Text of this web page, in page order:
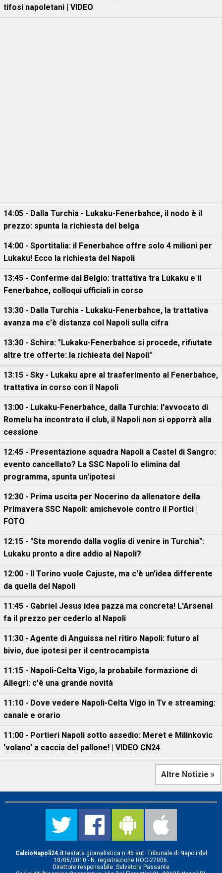
tifosi napoletani | VIDEO
14:05 - Dalla Turchia - Lukaku-Fenerbahce, il nodo è il
prezzo: spunta la richiesta del belga
14:00 - Sportitalia: il Fenerbahce offre solo 4 milioni per
Lukaku! Ecco la richiesta del Napoli
13:45 - Conferme dal Belgio: trattativa tra Lukaku e il
Fenerbahce, colloqui ufficiali in corso
13:30 - Dalla Turchia - Lukaku-Fenerbahce, la trattativa
avanza ma c'è distanza col Napoli sulla cifra
13:30 - Schira: "Lukaku-Fenerbahce si procede, rifiutate
altre tre offerte: la richiesta del Napoli"
13:15 - Sky - Lukaku apre al trasferimento al Fenerbahce,
trattativa in corso con il Napoli
13:00 - Lukaku-Fenerbahce, dalla Turchia: l'avvocato di
Romelu ha incontrato il club, il Napoli non si opporrà alla
cessione
12:45 - Presentazione squadra Napoli a Castel di Sangro:
evento cancellato? La SSC Napoli lo elimina dal
programma, spunta un'ipotesi
12:30 - Prima uscita per Nocerino da allenatore della
Primavera SSC Napoli: amichevole contro il Portici |
FOTO
12:15 - "Sta morendo dalla voglia di venire in Turchia":
Lukaku pronto a dire addio al Napoli?
12:00 - Il Torino vuole Cajuste, ma c'è un'idea differente
da quella del Napoli
11:45 - Gabriel Jesus idea pazza ma concreta! L'Arsenal
fa il prezzo per cederlo al Napoli
11:30 - Agente di Anguissa nel ritiro Napoli: futuro al
bivio, due ipotesi per il centrocampista
11:15 - Napoli-Celta Vigo, la probabile formazione di
Allegri: c'è una grande novità
11:10 - Dove vedere Napoli-Celta Vigo in Tv e streaming:
canale e orario
11:00 - Portieri Napoli sotto assedio: Meret e Milinkovic
'volano' a caccia del pallone! | VIDEO CN24
Altre Notizie »
CalcioNapoli24.ittestata giornalistica n.46 aut. Tribunale di Napoli del
18/06/2010 - N. registrazione ROC-27006.
Direttore responsabile: Salvatore Passante